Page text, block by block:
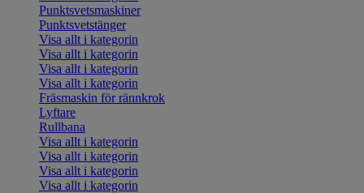
Punktsvetsmaskiner
Punktsvetstänger
Visa allt i kategorin
Visa allt i kategorin
Visa allt i kategorin
Visa allt i kategorin
Fräsmaskin för rännkrok
Lyftare
Rullbana
Visa allt i kategorin
Visa allt i kategorin
Visa allt i kategorin
Visa allt i kategorin